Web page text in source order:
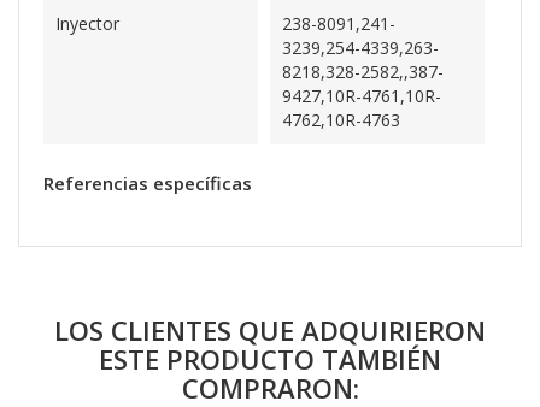
Inyector
238-8091,241-
3239,254-4339,263-
8218,328-2582,,387-
9427,10R-4761,10R-
4762,10R-4763
Referencias específicas
LOS CLIENTES QUE ADQUIRIERON
ESTE PRODUCTO TAMBIÉN
COMPRARON: